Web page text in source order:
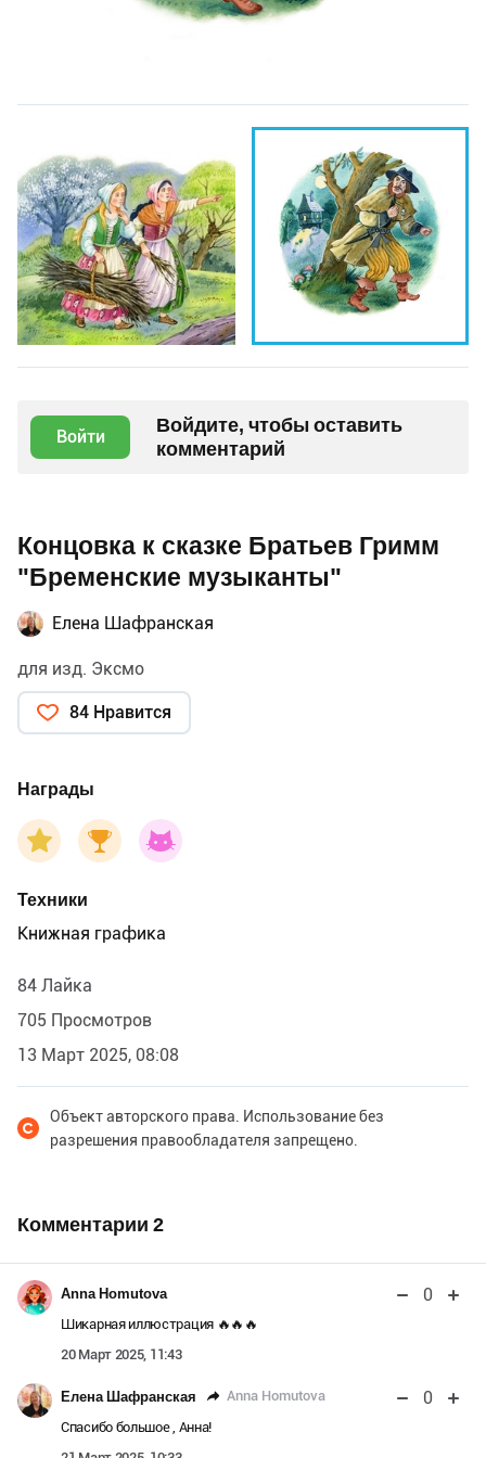
Войти
Войдите, чтобы оставить
комментарий
Концовка к сказке Братьев Гримм
"Бременские музыканты"
Елена Шафранская
для изд. Эксмо
84 Нравится
Награды
Техники
Книжная графика
84 Лайка
705 Просмотров
13 Март 2025, 08:08
Объект авторского права. Использование без
разрешения правообладателя запрещено.
Комментарии 2
Anna Homutova 0
Шикарная иллюстрация 🔥🔥🔥
20 Март 2025, 11:43
Елена Шафранская Anna Homutova 0
Спасибо большое , Анна!